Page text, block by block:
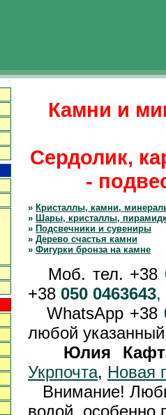
Камни и
Сердолик,
-
» Кристаллы, камни,
» Шары, кристаллы,
» Подсвечники и сувениры
» Дерево счастья камни
» Фигурки бронза на камне
Моб. тел. +38
+38 050 0463643,
WhatsApp +38
любой
Юлия
Укрпочта, Новая
Внимание!
водой, особенно